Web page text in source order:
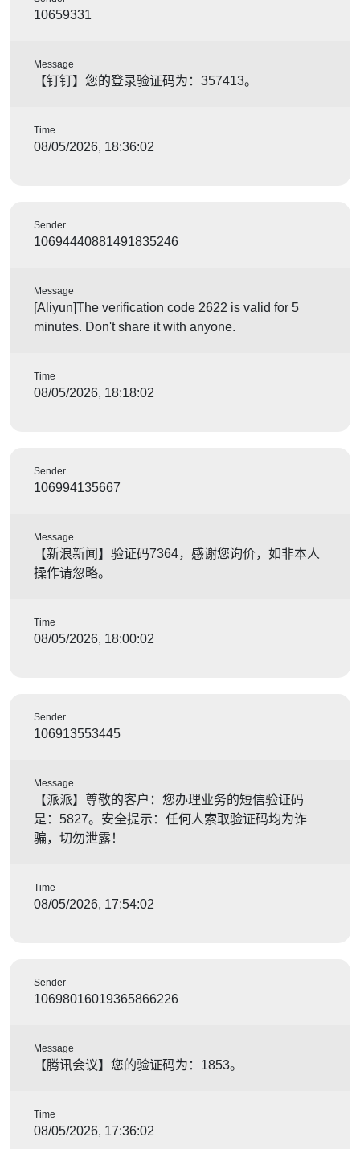
10659331
Message
【钉钉】您的登录验证码为：357413。
Time
08/05/2026, 18:36:02
Sender
10694440881491835246
Message
[Aliyun]The verification code 2622 is valid for 5
minutes. Don't share it with anyone.
Time
08/05/2026, 18:18:02
Sender
106994135667
Message
【新浪新闻】验证码7364，感谢您询价，如非本人
操作请忽略。
Time
08/05/2026, 18:00:02
Sender
106913553445
Message
【派派】尊敬的客户：您办理业务的短信验证码
是：5827。安全提示：任何人索取验证码均为诈
骗，切勿泄露！
Time
08/05/2026, 17:54:02
Sender
10698016019365866226
Message
【腾讯会议】您的验证码为：1853。
Time
08/05/2026, 17:36:02